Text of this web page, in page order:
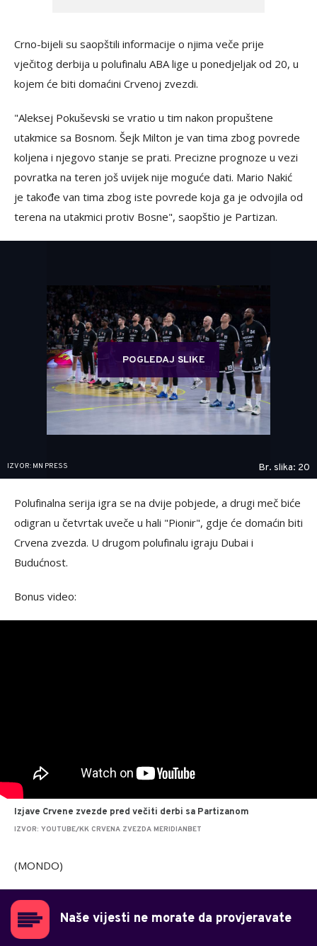
Crno-bijeli su saopštili informacije o njima veče prije
vječitog derbija u polufinalu ABA lige u ponedjeljak od 20, u
kojem će biti domaćini Crvenoj zvezdi.
"Aleksej Pokuševski se vratio u tim nakon propuštene
utakmice sa Bosnom. Šejk Milton je van tima zbog povrede
koljena i njegovo stanje se prati. Precizne prognoze u vezi
povratka na teren još uvijek nije moguće dati. Mario Nakić
je takođe van tima zbog iste povrede koja ga je odvojila od
terena na utakmici protiv Bosne", saopštio je Partizan.
POGLEDAJ SLIKE
IZVOR: MN PRESS Br. slika: 20
Polufinalna serija igra se na dvije pobjede, a drugi meč biće
odigran u četvrtak uveče u hali "Pionir", gdje će domaćin biti
Crvena zvezda. U drugom polufinalu igraju Dubai i
Budućnost.
Bonus video:
Izjave Crvene zvezde pred večiti derbi sa Partizanom
IZVOR: YOUTUBE/KK CRVENA ZVEZDA MERIDIANBET
(MONDO)
Naše vijesti ne morate da provjeravate